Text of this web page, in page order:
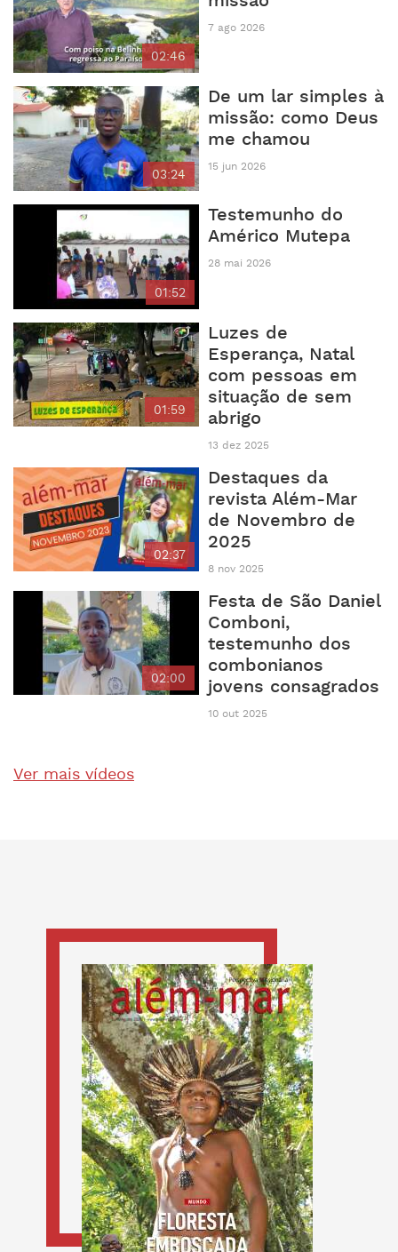
02:46
7 ago 2026
03:24
De um lar simples à
missão: como Deus
me chamou
15 jun 2026
01:52
Testemunho do
Américo Mutepa
28 mai 2026
01:59
Luzes de
Esperança, Natal
com pessoas em
situação de sem
abrigo
13 dez 2025
02:37
Destaques da
revista Além-Mar
de Novembro de
2025
8 nov 2025
02:00
Festa de São Daniel
Comboni,
testemunho dos
combonianos
jovens consagrados
10 out 2025
Ver mais vídeos